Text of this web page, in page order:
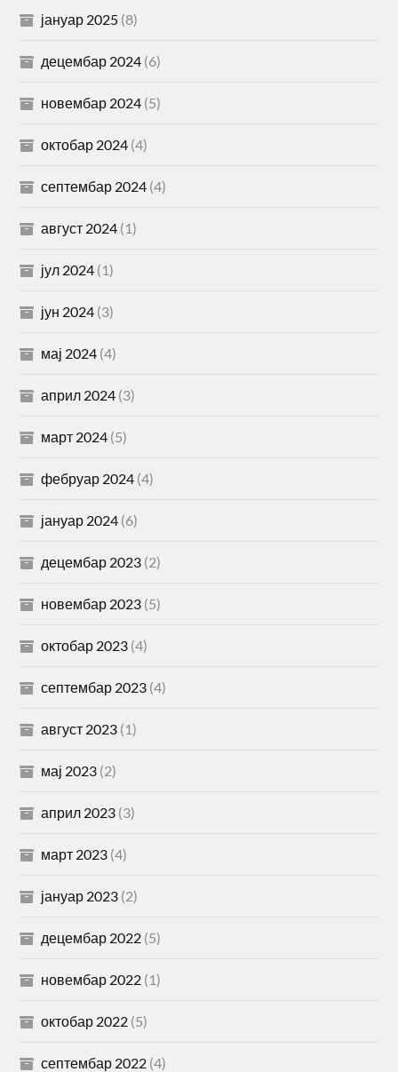
јануар 2025 (8)
децембар 2024 (6)
новембар 2024 (5)
октобар 2024 (4)
септембар 2024 (4)
август 2024 (1)
јул 2024 (1)
јун 2024 (3)
мај 2024 (4)
април 2024 (3)
март 2024 (5)
фебруар 2024 (4)
јануар 2024 (6)
децембар 2023 (2)
новембар 2023 (5)
октобар 2023 (4)
септембар 2023 (4)
август 2023 (1)
мај 2023 (2)
април 2023 (3)
март 2023 (4)
јануар 2023 (2)
децембар 2022 (5)
новембар 2022 (1)
октобар 2022 (5)
септембар 2022 (4)